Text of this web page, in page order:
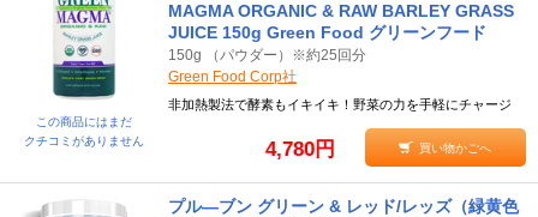
この商品にはまだ
クチコミがありません
MAGMA ORGANIC & RAW BARLEY GRASS
JUICE 150g Green Food グリーンフード
150g （パウダー）※約25回分
Green Food Corp社
非加熱製法で酵素もイキイキ！野菜の力を手軽にチャージ
4,780円 買い物かごへ
プル―ブン グリーン & レッド/レッズ（緑黄色